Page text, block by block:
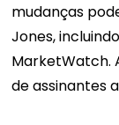
mudanças
Jones,
MarketWatch.
de assinantes